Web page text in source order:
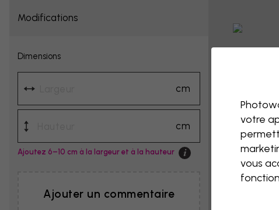
Modifications
Dimensions
cm
cm
Ajoutez 6–10 cm à la largeur et à la hauteur
Ajouter un commentaire
votre
vous